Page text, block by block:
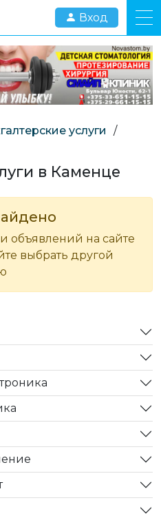
Вход
услуги
/
в Каменце
объявлений на сайте
выбрать другой